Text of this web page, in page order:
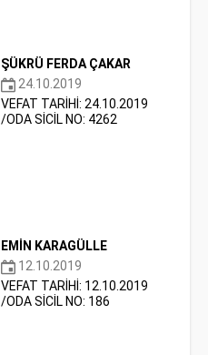
ŞÜKRÜ FERDA ÇAKAR
24.10.2019
VEFAT TARİHİ: 24.10.2019
/ODA SİCİL NO: 4262
EMİN KARAGÜLLE
12.10.2019
VEFAT TARİHİ: 12.10.2019
/ODA SİCİL NO: 186